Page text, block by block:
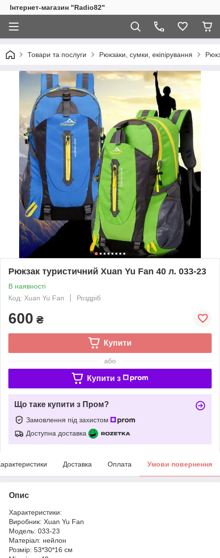
Інтернет-магазин "Radio82"
Товари та послуги Рюкзаки, сумки, екіпірування
Рюкзак туристичний Xuan Yu Fan 40 л. 033-23
В наявності
Код: Xuan Yu Fan
Роздріб
600 ₴
Купити
або
Купити з
Що таке купити з Пром?
Замовлення під захистом
Доступна доставка
Доставка Оплата Умови повернення
Опис
Характеристики:
Виробник: Xuan Yu Fan
Модель: 033-23
Матеріал: нейлон
Розмір: 53*30*16 см